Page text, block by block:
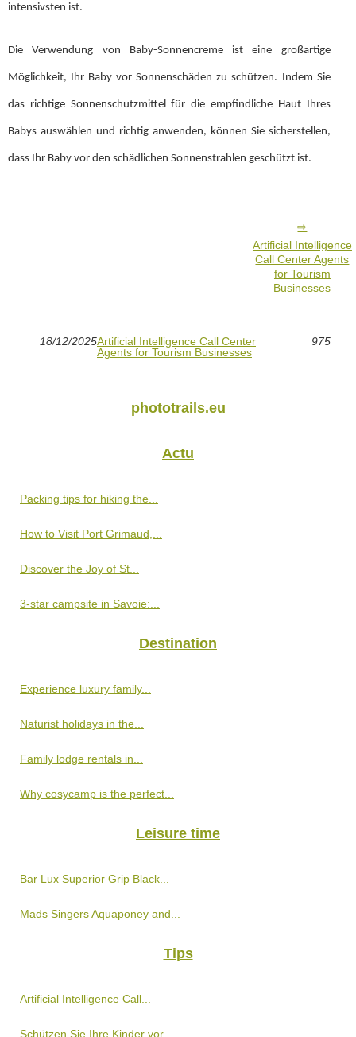
intensivsten ist.
Die Verwendung von Baby-Sonnencreme ist eine großartige
Möglichkeit, Ihr Baby vor Sonnenschäden zu schützen. Indem Sie
das richtige Sonnenschutzmittel für die empfindliche Haut Ihres
Babys auswählen und richtig anwenden, können Sie sicherstellen,
dass Ihr Baby vor den schädlichen Sonnenstrahlen geschützt ist.
Artificial Intelligence
Call Center Agents
for Tourism
Businesses
18/12/2025Artificial Intelligence Call Center
Agents for Tourism Businesses
975
phototrails.eu
Actu
Packing tips for hiking the...
How to Visit Port Grimaud,...
Discover the Joy of St...
3-star campsite in Savoie:...
Destination
Experience luxury family...
Naturist holidays in the...
Family lodge rentals in...
Why cosycamp is the perfect...
Leisure time
Bar Lux Superior Grip Black...
Mads Singers Aquaponey and...
Tips
Artificial Intelligence Call...
Schützen Sie Ihre Kinder vor...